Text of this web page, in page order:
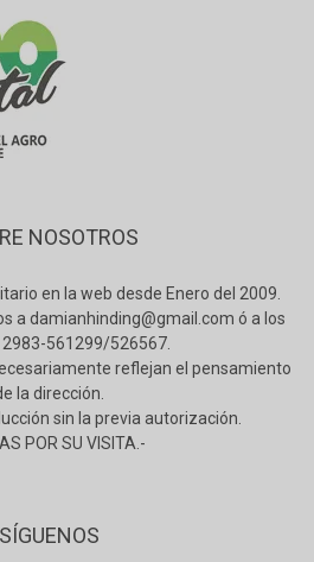
NOSOTROS
en la web desde Enero del 2009.
a damianhinding@gmail.com ó a los
561299/526567.
reflejan el pensamiento
la dirección.
sin la previa autorización.
POR SU VISITA.-
SÍGUENOS